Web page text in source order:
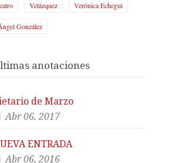
Velázquez Verónica Echegui
González
anotaciones
de Marzo
Abr 06, 2017
ENTRADA
Abr 06, 2016